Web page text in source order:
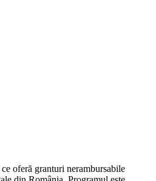
oferă granturi nerambursabile